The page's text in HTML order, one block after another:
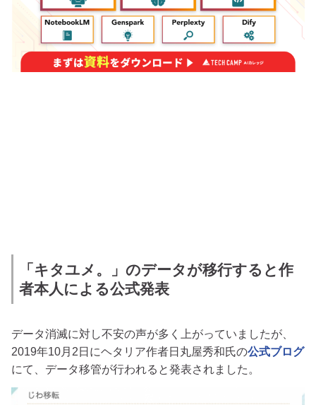
「キタユメ。」のデータが移行すると作
者本人による公式発表
データ消滅に対し不安の声が多く上がっていましたが、
2019年10月2日にヘタリア作者日丸屋秀和氏の公式ブログ
にて、データ移管が行われると発表されました。